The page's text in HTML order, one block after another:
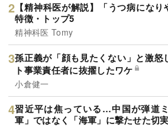
【精神科医が解説】「うつ病にな
特徴・トップ5
精神科医 Tomy
孫正義が「顔も見たくない」と激怒
ト事業責任者に抜擢したワケ
小倉健一
習近平は焦っている…中国が弾道
軍」ではなく「海軍」に撃たせた切